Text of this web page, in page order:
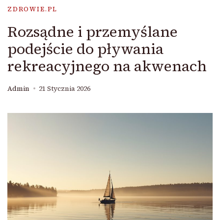
ZDROWIE.PL
Rozsądne i przemyślane
podejście do pływania
rekreacyjnego na akwenach
Admin 21 Stycznia 2026